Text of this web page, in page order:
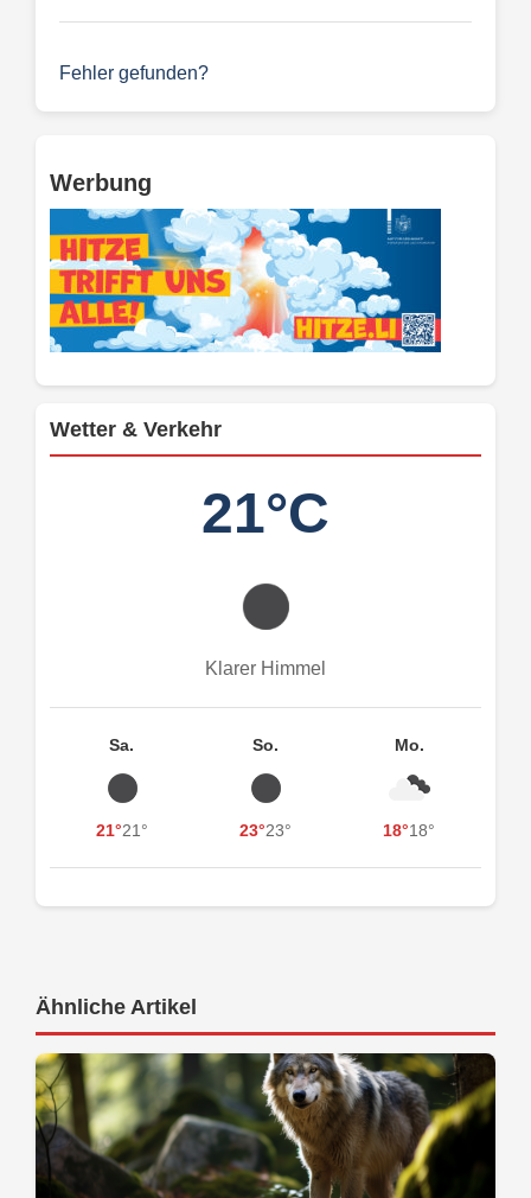
Fehler gefunden?
Werbung
Wetter & Verkehr
21°C
Klarer Himmel
Sa.
21°21°
So.
23°23°
Mo.
18°18°
Ähnliche Artikel